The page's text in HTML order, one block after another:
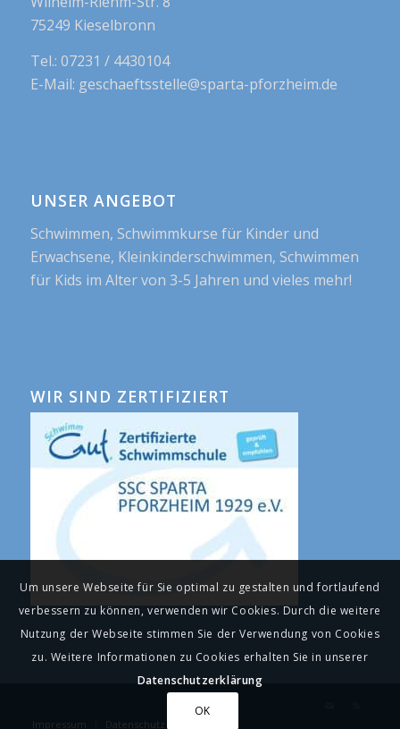
75249 Kieselbronn
Tel.: 07231 / 4430104
E-Mail: geschaeftsstelle@sparta-pforzheim.de
UNSER ANGEBOT
Schwimmen, Schwimmkurse für Kinder und
Erwachsene, Kleinkinderschwimmen, Schwimmen
für Kids im Alter von 3-5 Jahren und vieles mehr!
WIR SIND ZERTIFIZIERT
Impressum Datenschutz
Um unsere Webseite für Sie optimal zu gestalten und fortlaufend
verbessern zu können, verwenden wir Cookies. Durch die weitere
Nutzung der Webseite stimmen Sie der Verwendung von Cookies
zu. Weitere Informationen zu Cookies erhalten Sie in unserer
Datenschutzerklärung
OK